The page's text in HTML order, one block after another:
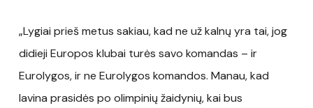
„Lygiai prieš metus sakiau, kad ne už kalnų yra tai, jog
didieji Europos klubai turės savo komandas – ir
Eurolygos, ir ne Eurolygos komandos. Manau, kad
lavina prasidės po olimpinių žaidynių, kai bus